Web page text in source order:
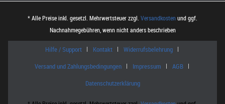
* Alle Preise inkl. gesetzl. Mehrwertsteuer zzgl. Versandkosten und ggf.
Nachnahmegebühren, wenn nicht anders beschrieben
Hilfe / Support Kontakt
Widerrufsbelehrung
Versand und Zahlungsbedingungen
Impressum
AGB
Datenschutzerklärung